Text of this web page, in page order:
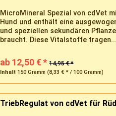
MicroMineral Spezial von cdVet
Hund und enthält eine
und speziellen sekundären
braucht. Diese Vitalstoffe tragen...
ab 12,50 € * 14,95 € *
Inhalt150 Gramm(8,33 € * / 100 Gramm)
TriebRegulat von cdVet für